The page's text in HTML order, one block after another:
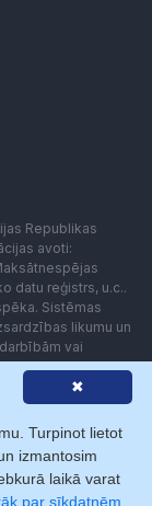
Republikas
avoti:
datu reģistrs, u.c..
Sistēmas
likumu un
vai
aizliegts
(robotus)
Firmas.lv. Galvenā
✖
Turpinot lietot
izmantosim
laikā varat
par sīkdatnēm